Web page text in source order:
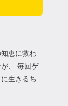
恵に救わ
、 毎回ゲ
生きるち